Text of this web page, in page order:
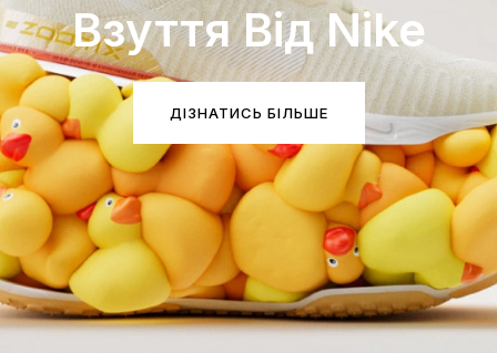
Взуття Від Nike
ДІЗНАТИСЬ БІЛЬШЕ